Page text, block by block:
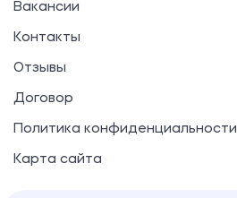
Вакансии
Контакты
Отзывы
Договор
Политика конфиденциальности
Карта сайта